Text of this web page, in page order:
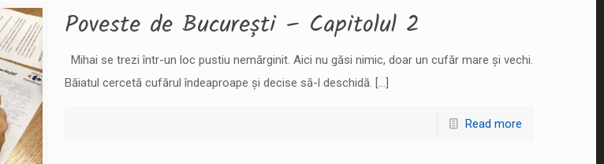
Poveste de București – Capitolul 2
Mihai se trezi într-un loc pustiu nemărginit. Aici nu găsi nimic, doar un cufăr mare și vechi.
Băiatul cercetă cufărul îndeaproape și decise să-l deschidă. […]
Read more